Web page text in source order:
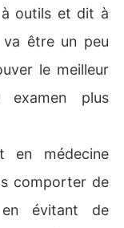
outils et dit à
va être un peu
le meilleur
plus
en médecine
comporter de
en évitant de